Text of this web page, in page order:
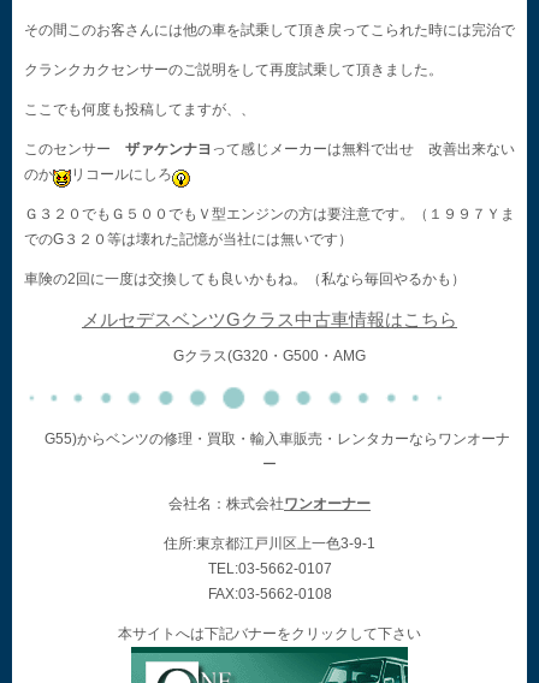
その間このお客さんには他の車を試乗して頂き戻ってこられた時には完治で
クランクカクセンサーのご説明をして再度試乗して頂きました。
ここでも何度も投稿してますが、、
このセンサー ザァケンナヨ って感じメーカーは無料で出せ 改善出来ない
のか
リコールにしろ
Ｇ３２０でもＧ５００でもＶ型エンジンの方は要注意です。（１９９７Ｙま
でのG３２０等は壊れた記憶が当社には無いです）
車険の2回に一度は交換しても良いかもね。（私なら毎回やるかも）
メルセデスベンツGクラス中古車情報はこちら
Gクラス(G320・G500・AMG
G55)からベンツの修理・買取・輸入車販売・レンタカーならワンオーナ
ー
会社名：株式会社ワンオーナー
住所:東京都江戸川区上一色3-9-1
TEL:03-5662-0107
FAX:03-5662-0108
本サイトへは下記バナーをクリックして下さい